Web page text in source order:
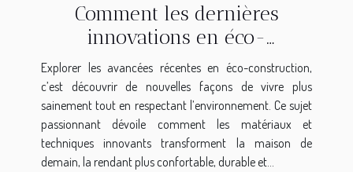
Comment les dernières
innovations en éco-
construction peuvent
transformer votre habitat ?
Explorer les avancées récentes en éco-construction,
c’est découvrir de nouvelles façons de vivre plus
sainement tout en respectant l’environnement. Ce sujet
passionnant dévoile comment les matériaux et
techniques innovants transforment la maison de
demain, la rendant plus confortable, durable et...